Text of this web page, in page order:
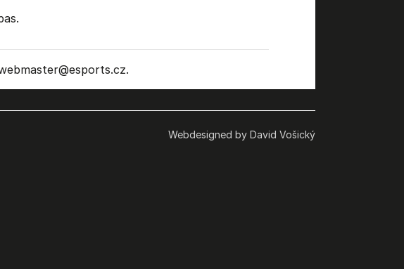
@esports.cz.
Webdesigned by David Vošický